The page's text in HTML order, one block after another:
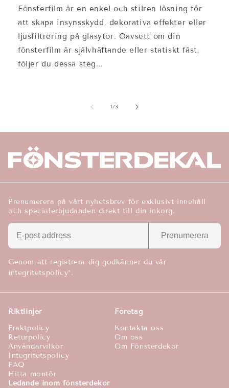
Fönsterfilm är en enkel och stilren lösning för
att skapa insynsskydd, dekorativa effekter eller
ljusfiltrering på glasytor. Oavsett om din
fönsterfilm är självhäftande eller statiskt fäst,
följer du dessa steg...
1/av
3
Prenumerera på vårt nyhetsbrev för exklusivt innehåll
och specialerbjudanden direkt till din inkorg.
Prenumerera
Genom att registrera dig godkänner du vår
integritetspolicy*.
Riktlinjer
Fraktpolicy
Returpolicy
Användarvilkor
Integritetspolicy
FAQ
Hitta montör
Företag
Kontakta oss
Om oss
Om Fönsterdekor
Ledande inom fönsterdekor